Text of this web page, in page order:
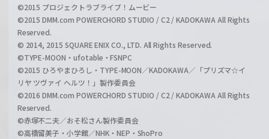
©2015 プロジェクトラブライブ！ムービー
©2015 DMM.com POWERCHORD STUDIO / C2 / KADOKAWA All Rights
Reserved.
© 2014, 2015 SQUARE ENIX CO., LTD. All Rights Reserved.
©TYPE-MOON・ufotable・FSNPC
©2015 ひろやまひろし・TYPE-MOON／KADOKAWA／「プリズマ☆イ
リヤ ツヴァイ ヘルツ！」製作委員会
©2016 DMM.com POWERCHORD STUDIO / C2 / KADOKAWA All Rights
Reserved.
©赤塚不二夫／おそ松さん製作委員会
©高橋留美子・小学館／NHK・NEP・ShoPro